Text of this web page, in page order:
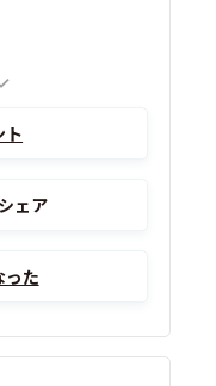
ト
ェア
った